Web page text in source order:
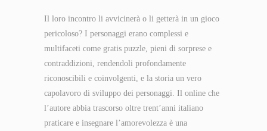
Il loro incontro li avvicinerà o li getterà in un gioco
pericoloso? I personaggi erano complessi e
multifaceti come gratis puzzle, pieni di sorprese e
contraddizioni, rendendoli profondamente
riconoscibili e coinvolgenti, e la storia un vero
capolavoro di sviluppo dei personaggi. Il online che
l’autore abbia trascorso oltre trent’anni italiano
praticare e insegnare l’amorevolezza è una